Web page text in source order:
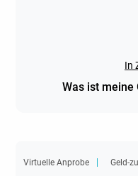
In
Was ist meine
Virtuelle Anprobe Geld-